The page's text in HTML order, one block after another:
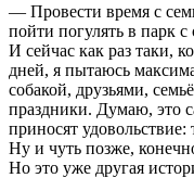
— Провести время с
пойти погулять в парк
И сейчас как раз таки,
дней, я пытаюсь
собакой, друзьями,
праздники. Думаю, это
приносят удовольствие:
Ну и чуть позже,
Но это уже другая